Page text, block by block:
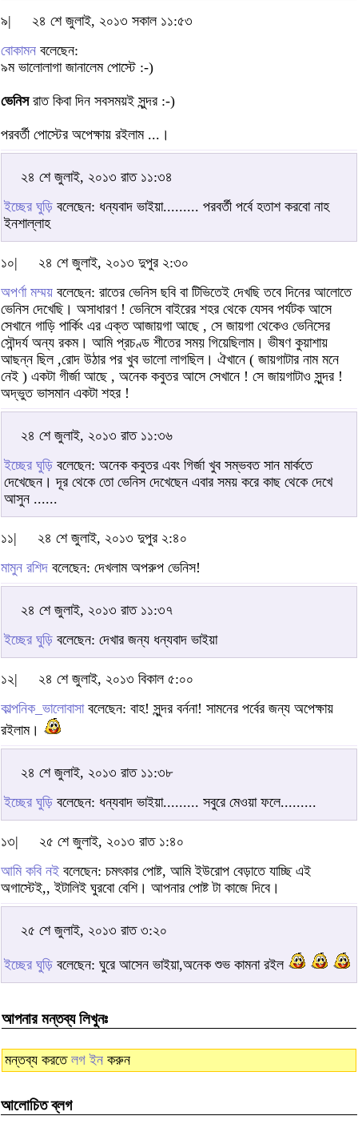
৯|
২৪ শে জুলাই, ২০১৩ সকাল ১১:৫৩
বোকামন বলেছেন:
৯ম ভালোলাগা জানালেম পোস্টে :-)
ভেনিসরাত কিবা দিন সবসময়ই সুন্দর :-)
পরবর্তী পোস্টের অপেক্ষায় রইলাম ...।
২৪ শে জুলাই, ২০১৩ রাত ১১:৩৪
ইচ্ছের ঘুড়ি বলেছেন: ধন্যবাদ ভাইয়া......... পরবর্তী পর্বে হতাশ করবো নাহ
ইনশাল্লাহ
১০|
২৪ শে জুলাই, ২০১৩ দুপুর ২:৩০
অপর্ণা মম্ময় বলেছেন: রাতের ভেনিস ছবি বা টিভিতেই দেখছি তবে দিনের আলোতে
ভেনিস দেখেছি। অসাধারণ ! ভেনিসে বাইরের শহর থেকে যেসব পর্যটক আসে
সেখানে গাড়ি পার্কিং এর এক্ত আজায়গা আছে , সে জায়গা থেকেও ভেনিসের
সৌন্দর্য অন্য রকম। আমি প্রচণ্ড শীতের সময় গিয়েছিলাম। ভীষণ কুয়াশায়
আছন্ন ছিল ,রোদ উঠার পর খুব ভালো লাগছিল। ঐখানে ( জায়গাটার নাম মনে
নেই ) একটা গীর্জা আছে , অনেক কবুতর আসে সেখানে ! সে জায়গাটাও সুন্দর !
অদ্ভুত ভাসমান একটা শহর !
২৪ শে জুলাই, ২০১৩ রাত ১১:৩৬
ইচ্ছের ঘুড়ি বলেছেন: অনেক কবুতর এবং গির্জা খুব সম্ভবত সান মার্কতে
দেখেছেন। দূর থেকে তো ভেনিস দেখেছেন এবার সময় করে কাছ থেকে দেখে
আসুন ......
১১|
২৪ শে জুলাই, ২০১৩ দুপুর ২:৪০
মামুন রশিদ বলেছেন: দেখলাম অপরুপ ভেনিস!
২৪ শে জুলাই, ২০১৩ রাত ১১:৩৭
ইচ্ছের ঘুড়ি বলেছেন: দেখার জন্য ধন্যবাদ ভাইয়া
১২|
২৪ শে জুলাই, ২০১৩ বিকাল ৫:০০
কাল্পনিক_ভালোবাসাবলেছেন: বাহ! সুন্দর বর্ননা! সামনের পর্বের জন্য অপেক্ষায়
রইলাম।
২৪ শে জুলাই, ২০১৩ রাত ১১:৩৮
ইচ্ছের ঘুড়ি বলেছেন: ধন্যবাদ ভাইয়া......... সবুরে মেওয়া ফলে.........
১৩|
২৫ শে জুলাই, ২০১৩ রাত ১:৪০
আমি কবি নই বলেছেন: চমৎকার পোষ্ট, আমি ইউরোপ বেড়াতে যাচ্ছি এই
অগাস্টেই,, ইটালিই ঘুরবো বেশি। আপনার পোষ্ট টা কাজে দিবে।
২৫ শে জুলাই, ২০১৩ রাত ৩:২০
ইচ্ছের ঘুড়ি বলেছেন: ঘুরে আসেন ভাইয়া,অনেক শুভ কামনা রইল
আপনার মন্তব্য লিখুনঃ
মন্তব্য করতে লগ ইন করুন
আলোচিত ব্লগ